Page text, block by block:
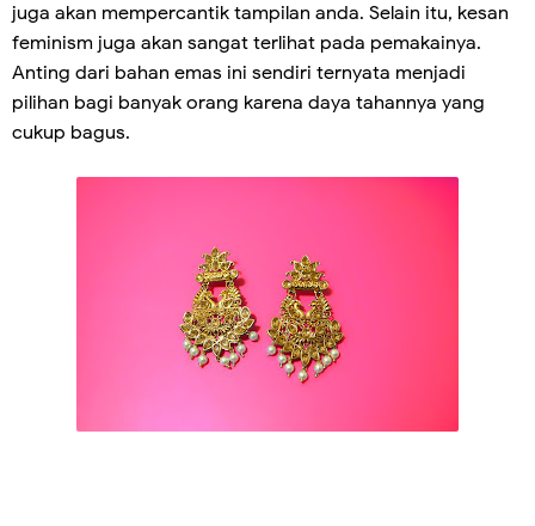
juga akan mempercantik tampilan anda. Selain itu, kesan
feminism juga akan sangat terlihat pada pemakainya.
Anting dari bahan emas ini sendiri ternyata menjadi
pilihan bagi banyak orang karena daya tahannya yang
cukup bagus.